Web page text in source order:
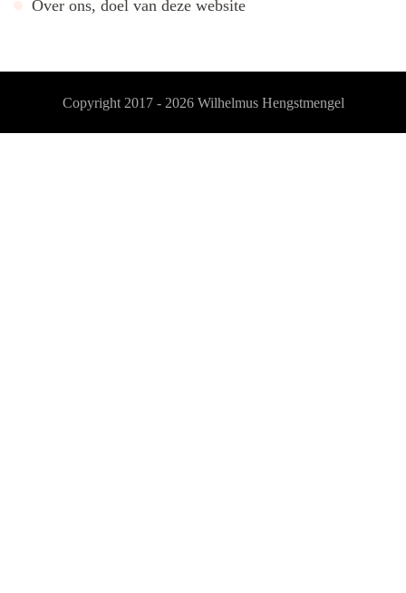
Over ons, doel van deze website
Copyright 2017 - 2026 Wilhelmus Hengstmengel